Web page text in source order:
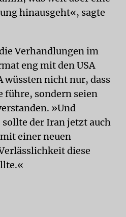
hinausgeht«, sagte
Verhandlungen im
eng mit den USA
wüssten nicht nur, dass
führe, sondern seien
»Und
der Iran jetzt auch
einer neuen
diese